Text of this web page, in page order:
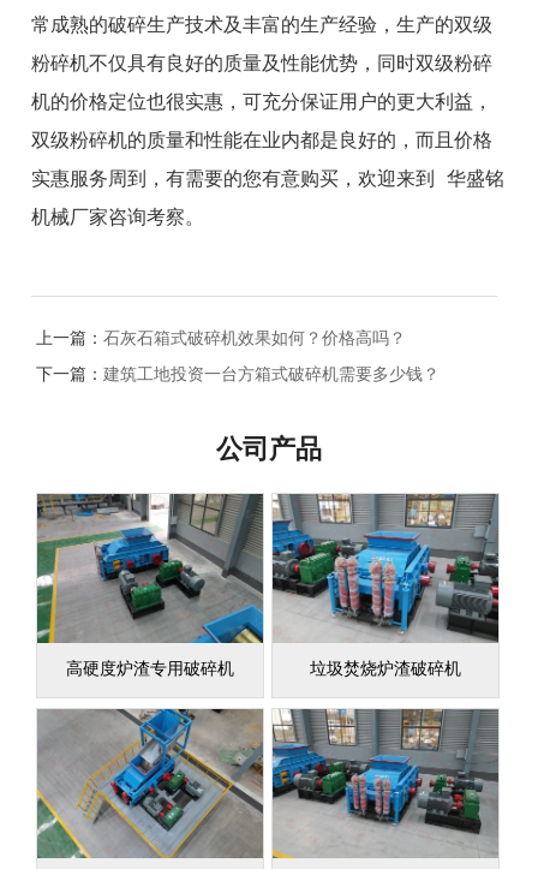
常成熟的破碎生产技术及丰富的生产经验，生产的双级
粉碎机不仅具有良好的质量及性能优势，同时双级粉碎
机的价格定位也很实惠，可充分保证用户的更大利益，
双级粉碎机的质量和性能在业内都是良好的，而且价格
实惠服务周到，有需要的您有意购买，欢迎来到 华盛铭
机械厂家咨询考察。
上一篇：石灰石箱式破碎机效果如何？价格高吗？
下一篇：建筑工地投资一台方箱式破碎机需要多少钱？
公司产品
高硬度炉渣专用破碎机 垃圾焚烧炉渣破碎机